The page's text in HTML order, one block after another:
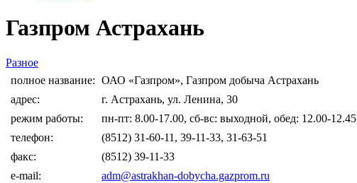
Газпром Астрахань
Разное
полное название: ОАО «Газпром», Газпром добыча Астрахань
адрес:
г. Астрахань, ул. Ленина, 30
режим работы:
пн-пт: 8.00-17.00, сб-вс: выходной, обед: 12.00-12.45
телефон:
(8512) 31-60-11, 39-11-33, 31-63-51
факс:
(8512) 39-11-33
e-mail:
adm@astrakhan-dobycha.gazprom.ru